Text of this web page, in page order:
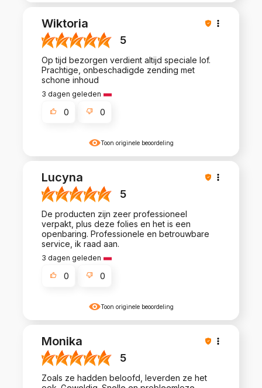
Toon originele beoordeling
Wiktoria
5
Op tijd bezorgen verdient altijd speciale lof.
Prachtige, onbeschadigde zending met
schone inhoud
3 dagen geleden
0 0
Toon originele beoordeling
Lucyna
5
De producten zijn zeer professioneel
verpakt, plus deze folies en het is een
openbaring. Professionele en betrouwbare
service, ik raad aan.
3 dagen geleden
0 0
Monika
5
Zoals ze hadden beloofd, leverden ze het